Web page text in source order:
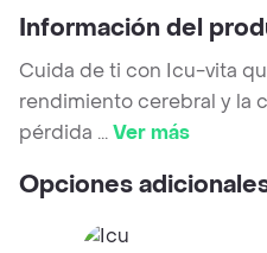
Información del
Cuida de ti con Icu-vita
rendimiento cerebral y la
pérdida ...Ver más
Opciones